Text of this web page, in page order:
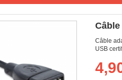
Câble
USB